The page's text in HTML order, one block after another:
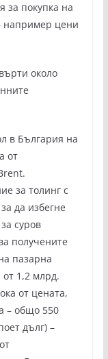
за покупка на
например цени
около
в България на
от
за толинг с
да избегне
суров
получените
пазарна
1,2 млрд.
от цената,
– общо 550
дълг) –